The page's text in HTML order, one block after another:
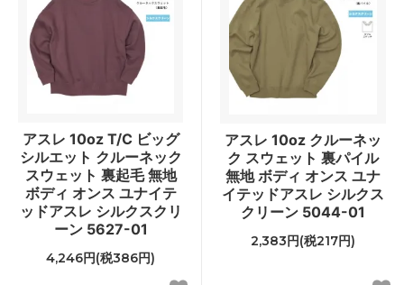
アスレ 10oz T/C ビッグ
シルエット クルーネック
スウェット 裏起毛 無地
ボディ オンス ユナイテ
ッドアスレ シルクスクリ
ーン 5627-01
4,246円(税386円)
アスレ 10oz クルーネッ
ク スウェット 裏パイル
無地 ボディ オンス ユナ
イテッドアスレ シルクス
クリーン 5044-01
2,383円(税217円)